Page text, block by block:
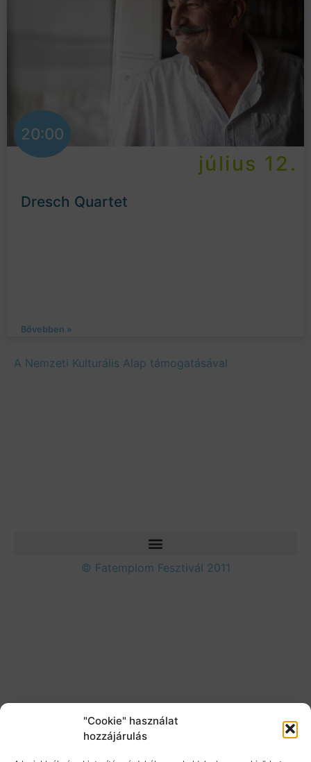
"Cookie" használat
hozzájárulás
20:00
július 12.
Dresch Quartet
Bővebben »
A Nemzeti Kulturális Alap támogatásával
© Fatemplom Fesztivál 2011